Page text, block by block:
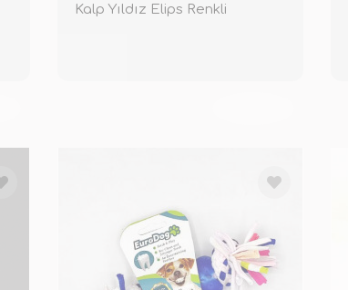
Kalp Yıldız Elips Renkli